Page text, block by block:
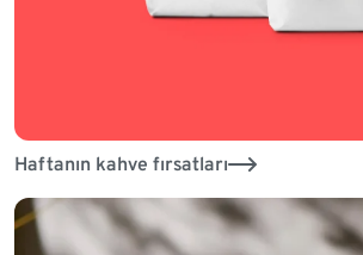
Haftanın kahve fırsatları